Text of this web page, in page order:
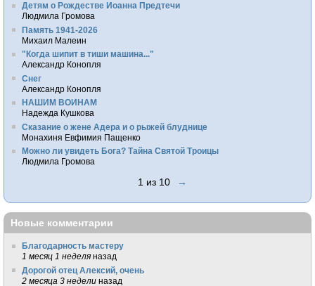
Детям о Рождестве Иоанна Предтечи
Людмила Громова
Память 1941-2026
Михаил Малеин
"Когда шипит в тиши машина..."
Александр Конопля
Снег
Александр Конопля
НАШИМ ВОИНАМ
Надежда Кушкова
Сказание о жене Адера и о рыжей блуднице
Монахиня Евфимия Пащенко
Можно ли увидеть Бога? Тайна Святой Троицы
Людмила Громова
1 из 10 →
Новые комментарии
Благодарность мастеру
1 месяц 1 неделя назад
Дорогой отец Алексий, очень
2 месяца 3 недели назад